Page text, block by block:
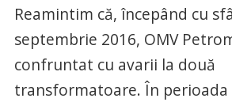
Reamintim că, începând cu
septembrie 2016, OMV
confruntat cu avarii la două
transformatoare. În